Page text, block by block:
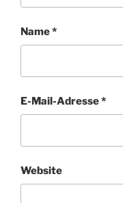
Name*
E-Mail-Adresse*
Website